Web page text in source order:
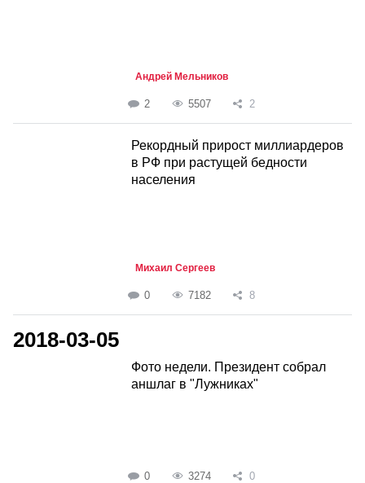
Андрей Мельников
2 5507 2
Рекордный прирост миллиардеров
в РФ при растущей бедности
населения
Михаил Сергеев
0 7182 8
2018-03-05
Фото недели. Президент собрал
аншлаг в "Лужниках"
0 3274 0